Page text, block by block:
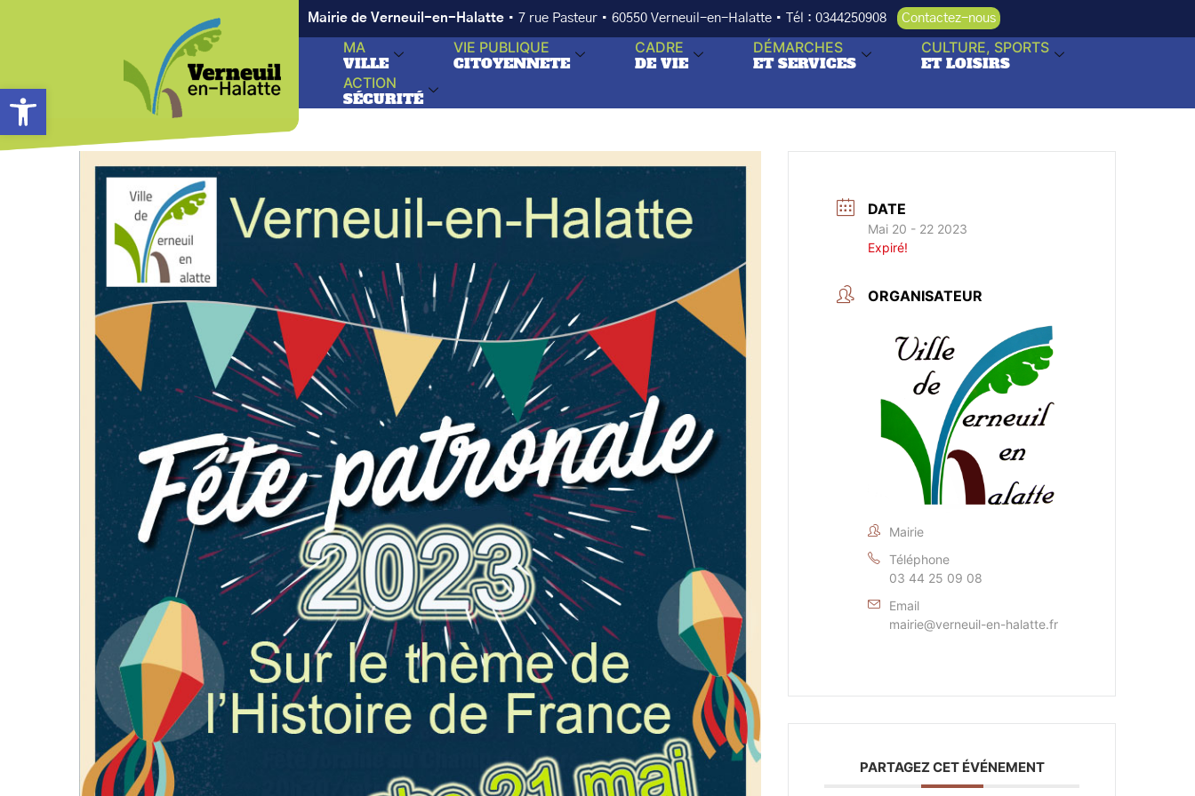
Ouvrir la barre d’outils
Mairie de Verneuil-en-Halatte • 7 rue Pasteur • 60550 Verneuil-en-Halatte • Tél : 0344250908 Contactez-nous
MA
VILLE
VIE PUBLIQUE
CITOYENNETE
CADRE
DE VIE
DÉMARCHES
ET SERVICES
CULTURE, SPORTS
ET LOISIRS
ACTION
SÉCURITÉ
DATE
Mai 20 - 22 2023
Expiré!
ORGANISATEUR
Mairie
Téléphone
03 44 25 09 08
Email
mairie@verneuil-en-halatte.fr
PARTAGEZ CET ÉVÉNEMENT